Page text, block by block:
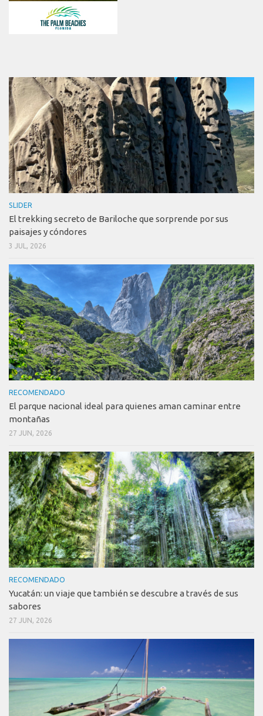
SLIDER
El trekking secreto de Bariloche que sorprende por sus
paisajes y cóndores
3 JUL, 2026
RECOMENDADO
El parque nacional ideal para quienes aman caminar entre
montañas
27 JUN, 2026
RECOMENDADO
Yucatán: un viaje que también se descubre a través de sus
sabores
27 JUN, 2026